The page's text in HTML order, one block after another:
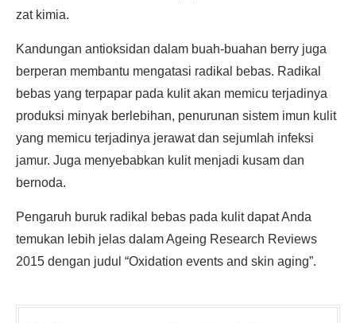
zat kimia.
Kandungan antioksidan dalam buah-buahan berry juga
berperan membantu mengatasi radikal bebas. Radikal
bebas yang terpapar pada kulit akan memicu terjadinya
produksi minyak berlebihan, penurunan sistem imun kulit
yang memicu terjadinya jerawat dan sejumlah infeksi
jamur. Juga menyebabkan kulit menjadi kusam dan
bernoda.
Pengaruh buruk radikal bebas pada kulit dapat Anda
temukan lebih jelas dalam Ageing Research Reviews
2015 dengan judul “Oxidation events and skin aging”.